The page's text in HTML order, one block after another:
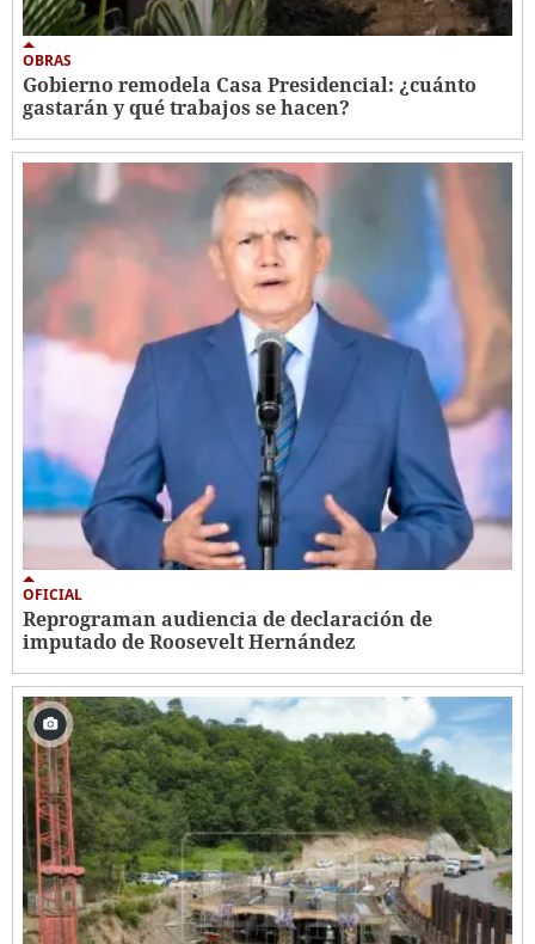
OBRAS
Gobierno remodela Casa Presidencial: ¿cuánto
gastarán y qué trabajos se hacen?
OFICIAL
Reprograman audiencia de declaración de
imputado de Roosevelt Hernández